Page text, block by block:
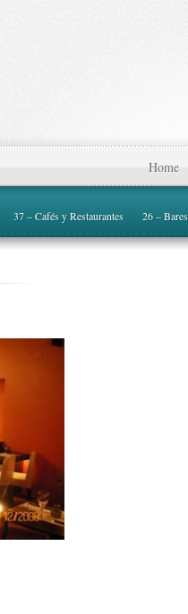
Home
37 – Cafés y Restaurantes 26 –